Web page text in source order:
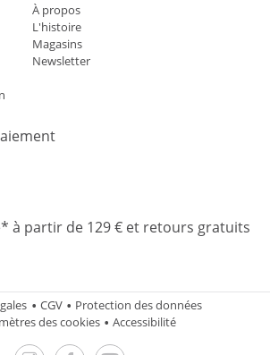
À propos
L'histoire
Magasins
Newsletter
à partir de 129 € et retours gratuits
CGV
Protection des données
des cookies
Accessibilité